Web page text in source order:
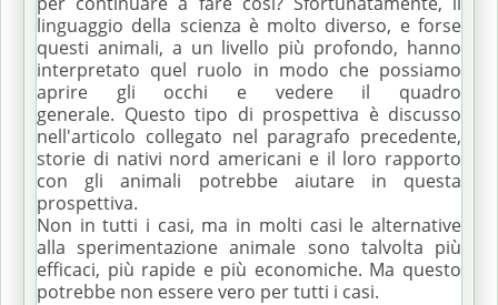
linguaggio della scienza è molto diverso, e forse
questi animali, a un livello più profondo, hanno
interpretato quel ruolo in modo che possiamo
aprire gli occhi e vedere il quadro
generale. Questo tipo di prospettiva è discusso
nell'articolo collegato nel paragrafo precedente,
storie di nativi nord americani e il loro rapporto
con gli animali potrebbe aiutare in questa
prospettiva.
Non in tutti i casi, ma in molti casi le alternative
alla sperimentazione animale sono talvolta più
efficaci, più rapide e più economiche. Ma questo
potrebbe non essere vero per tutti i casi.